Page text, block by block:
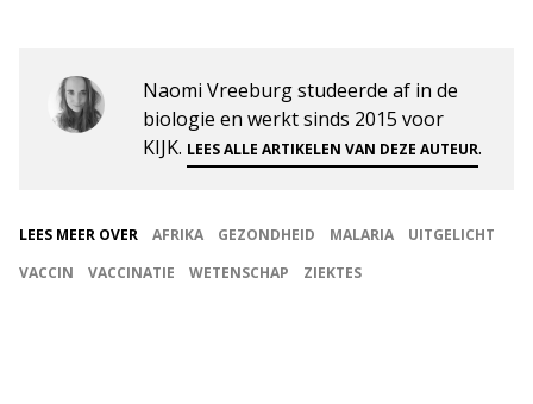
Naomi Vreeburg studeerde af in de
biologie en werkt sinds 2015 voor
KIJK. LEES ALLE ARTIKELEN VAN DEZE AUTEUR.
LEES MEER OVER AFRIKA GEZONDHEID MALARIA
UITGELICHT
VACCIN
VACCINATIE WETENSCHAP ZIEKTES